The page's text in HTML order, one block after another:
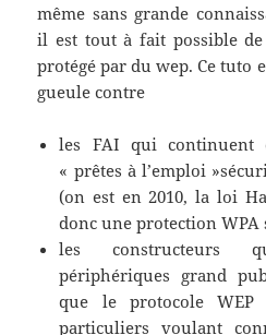
même sans grande
il est tout à fait possible
protégé par du wep. Ce tuto
gueule contre
les FAI qui continuent
« prêtes à l’emploi
(on est en 2010, la loi
donc une protection
les constructeurs
périphériques grand
que le protocole
particuliers voulant